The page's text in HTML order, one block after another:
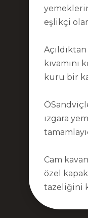
eşlikçi
kıvamını
kuru bir
ızgara
Cam
özel
tazeliğini